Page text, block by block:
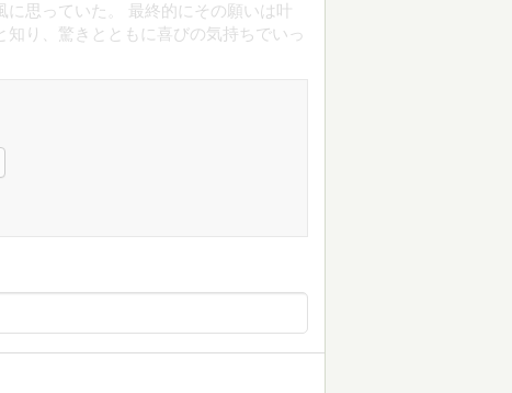
思っていた。 最終的にその願いは叶
り、驚きとともに喜びの気持ちでいっ